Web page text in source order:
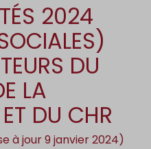
2024
DU
LA
DU CHR
à jour 9 janvier 2024)